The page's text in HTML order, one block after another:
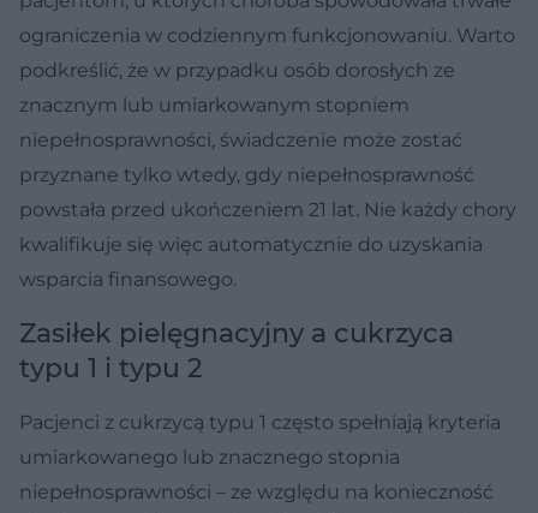
ograniczenia w codziennym funkcjonowaniu. Warto
podkreślić, że w przypadku osób dorosłych ze
znacznym lub umiarkowanym stopniem
niepełnosprawności, świadczenie może zostać
przyznane tylko wtedy, gdy niepełnosprawność
powstała przed ukończeniem 21 lat. Nie każdy chory
kwalifikuje się więc automatycznie do uzyskania
wsparcia finansowego.
Zasiłek pielęgnacyjny a cukrzyca
typu 1 i typu 2
Pacjenci z cukrzycą typu 1 często spełniają kryteria
umiarkowanego lub znacznego stopnia
niepełnosprawności – ze względu na konieczność